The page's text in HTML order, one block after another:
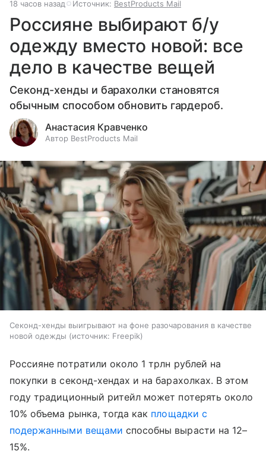
18 часов назад Источник: BestProducts Mail
Россияне выбирают б/у
одежду вместо новой: все
дело в качестве вещей
Секонд-хенды и барахолки становятся
обычным способом обновить гардероб.
Анастасия Кравченко
Автор BestProducts Mail
Секонд-хенды выигрывают на фоне разочарования в качестве
новой одежды
источник: Freepik
Россияне потратили около 1 трлн рублей на
покупки в секонд-хендах и на барахолках. В этом
году традиционный ритейл может потерять около
10% объема рынка, тогда как площадки с
подержанными вещами способны вырасти на 12–
15%.